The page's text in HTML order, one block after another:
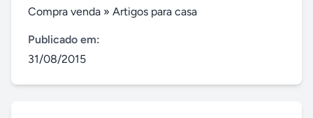
Compra venda » Artigos para casa
Publicado em:
31/08/2015